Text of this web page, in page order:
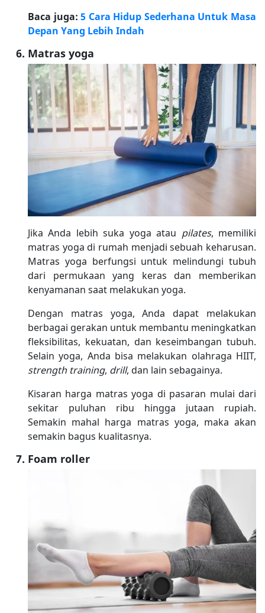
Baca juga:5 Cara Hidup Sederhana Untuk Masa
Depan Yang Lebih Indah
Matras yoga
Jika Anda lebih suka yoga atau pilates, memiliki
matras yoga di rumah menjadi sebuah keharusan.
Matras yoga berfungsi untuk melindungi tubuh
dari permukaan yang keras dan memberikan
kenyamanan saat melakukan yoga.
Dengan matras yoga, Anda dapat melakukan
berbagai gerakan untuk membantu meningkatkan
fleksibilitas, kekuatan, dan keseimbangan tubuh.
Selain yoga, Anda bisa melakukan olahraga HIIT,
strength training, drill, dan lain sebagainya.
Kisaran harga matras yoga di pasaran mulai dari
sekitar puluhan ribu hingga jutaan rupiah.
Semakin mahal harga matras yoga, maka akan
semakin bagus kualitasnya.
Foam roller